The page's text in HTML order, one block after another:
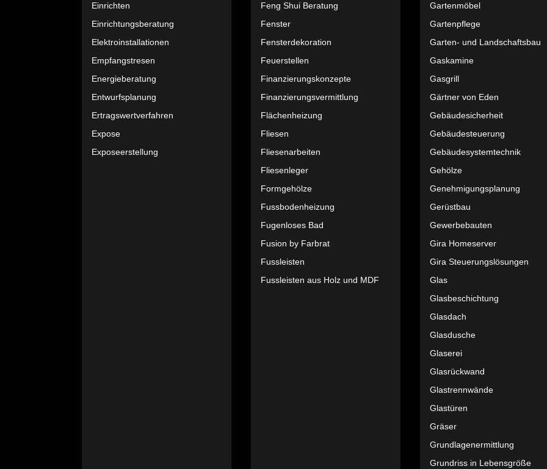
Einrichten
Einrichtungsberatung
Elektroinstallationen
Empfangstresen
Energieberatung
Entwurfsplanung
Ertragswertverfahren
Expose
Exposeerstellung
Feng Shui Beratung
Fenster
Fensterdekoration
Feuerstellen
Finanzierungskonzepte
Finanzierungsvermittlung
Flächenheizung
Fliesen
Fliesenarbeiten
Fliesenleger
Formgehölze
Fussbodenheizung
Fugenloses Bad
Fusion by Farbrat
Fussleisten
Fussleisten aus Holz und MDF
Gartenmöbel
Gartenpflege
Garten- und Landschaftsbau
Gaskamine
Gasgrill
Gärtner von Eden
Gebäudesicherheit
Gebäudesteuerung
Gebäudesystemtechnik
Gehölze
Genehmigungsplanung
Gerüstbau
Gewerbebauten
Gira Homeserver
Gira Steuerungslösungen
Glas
Glasbeschichtung
Glasdach
Glasdusche
Glaserei
Glasrückwand
Glastrennwände
Glastüren
Gräser
Grundlagenermittlung
Grundriss in Lebensgröße